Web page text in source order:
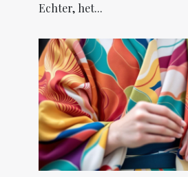
Echter, het...